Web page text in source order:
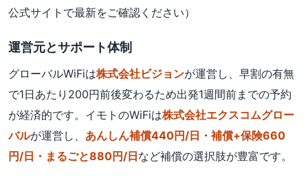
公式サイトで最新をご確認ください）
運営元とサポート体制
グローバルWiFiは株式会社ビジョンが運営し、早割の有無
で1日あたり200円前後変わるため出発1週間前までの予約
が経済的です。イモトのWiFiは株式会社エクスコムグロー
バルが運営し、 あんしん補償440円/日・補償+保険660
円/日・まるごと880円/日など補償の選択肢が豊富です。